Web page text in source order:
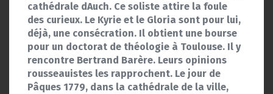
cathédrale dAuch. Ce soliste attire la foule
des curieux. Le Kyrie et le Gloria sont pour lui,
déjà, une consécration. Il obtient une bourse
pour un doctorat de théologie à Toulouse. Il y
rencontre Bertrand Barère. Leurs opinions
rousseauistes les rapprochent. Le jour de
Pâques 1779, dans la cathédrale de la ville,